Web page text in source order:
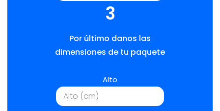
3
Por último danos las
dimensiones de tu paquete
Alto